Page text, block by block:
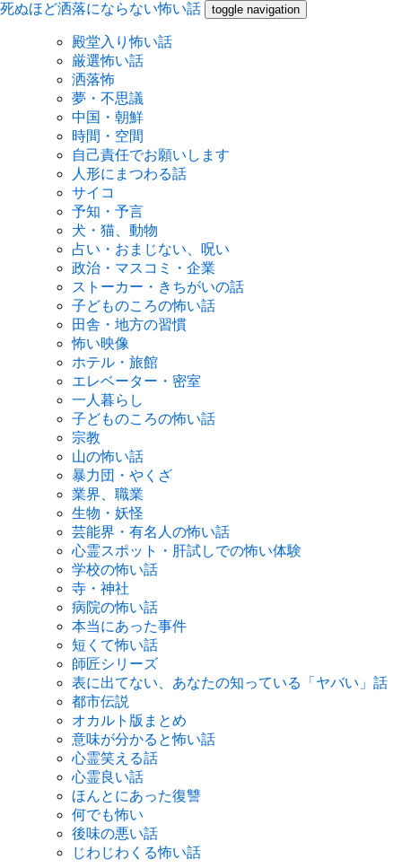
死ぬほど洒落にならない怖い話 toggle navigation
殿堂入り怖い話
厳選怖い話
洒落怖
夢・不思議
中国・朝鮮
時間・空間
自己責任でお願いします
人形にまつわる話
サイコ
予知・予言
犬・猫、動物
占い・おまじない、呪い
政治・マスコミ・企業
ストーカー・きちがいの話
子どものころの怖い話
田舎・地方の習慣
怖い映像
ホテル・旅館
エレベーター・密室
一人暮らし
子どものころの怖い話
宗教
山の怖い話
暴力団・やくざ
業界、職業
生物・妖怪
芸能界・有名人の怖い話
心霊スポット・肝試しでの怖い体験
学校の怖い話
寺・神社
病院の怖い話
本当にあった事件
短くて怖い話
師匠シリーズ
表に出てない、あなたの知っている「ヤバい」話
都市伝説
オカルト版まとめ
意味が分かると怖い話
心霊笑える話
心霊良い話
ほんとにあった復讐
何でも怖い
後味の悪い話
じわじわくる怖い話